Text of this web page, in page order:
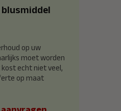
blusmiddel
op uw
moet worden
echt niet veel,
op maat